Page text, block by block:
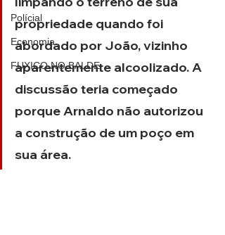
Polícial
Economia
FUXICO NO BALDE
propriedade quando foi
abordado por João, vizinho
aparentemente alcoolizado. A
discussão teria começado
porque Arnaldo não autorizou
a construção de um poço em
sua área.